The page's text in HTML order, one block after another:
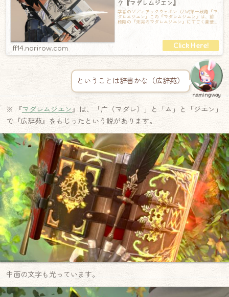
ク『マダレムジエン』
学者のゾディアックウェポン（ZW)第一段階『マ
ダレムジエン』この『マダレムジエン』は、前
段階の『未完のマダレムジエン』にすごく豪華
ff14.norirow.com
ということは辞書かな（広辞苑）
namingway
※ 『マダレムジエン』は、「广（マダレ）」と「ム」と「ジエン」
で『広辞苑』をもじったという説があります。
中面の文字も光っています。